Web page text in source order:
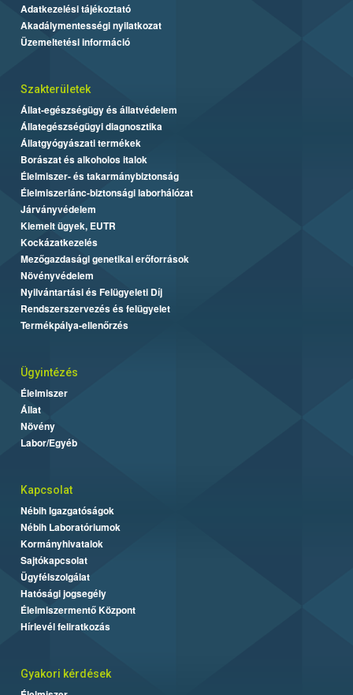
Adatkezelési tájékoztató
Akadálymentességi nyilatkozat
Üzemeltetési információ
Szakterületek
Állat-egészségügy és állatvédelem
Állategészségügyi diagnosztika
Állatgyógyászati termékek
Borászat és alkoholos italok
Élelmiszer- és takarmánybiztonság
Élelmiszerlánc-biztonsági laborhálózat
Járványvédelem
Kiemelt ügyek, EUTR
Kockázatkezelés
Mezőgazdasági genetikai erőforrások
Növényvédelem
Nyilvántartási és Felügyeleti Díj
Rendszerszervezés és felügyelet
Termékpálya-ellenőrzés
Ügyintézés
Élelmiszer
Állat
Növény
Labor/Egyéb
Kapcsolat
Nébih Igazgatóságok
Nébih Laboratóriumok
Kormányhivatalok
Sajtókapcsolat
Ügyfélszolgálat
Hatósági jogsegély
Élelmiszermentő Központ
Hírlevél feliratkozás
Gyakori kérdések